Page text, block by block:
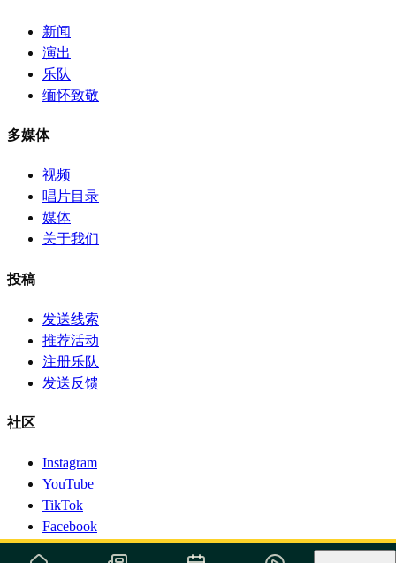
新闻
演出
乐队
缅怀致敬
多媒体
视频
唱片目录
媒体
关于我们
投稿
发送线索
推荐活动
注册乐队
发送反馈
社区
Instagram
YouTube
TikTok
Facebook